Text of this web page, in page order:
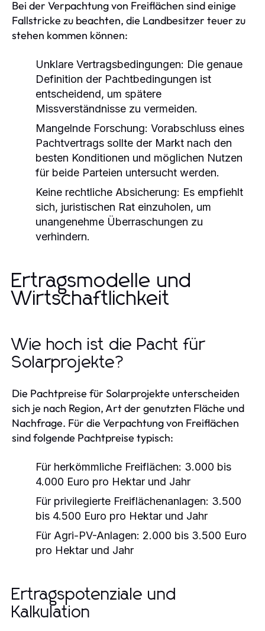
Bei der Verpachtung von Freiflächen sind einige
Fallstricke zu beachten, die Landbesitzer teuer zu
stehen kommen können:
Unklare Vertragsbedingungen: Die genaue
Definition der Pachtbedingungen ist
entscheidend, um spätere
Missverständnisse zu vermeiden.
Mangelnde Forschung: Vorabschluss eines
Pachtvertrags sollte der Markt nach den
besten Konditionen und möglichen Nutzen
für beide Parteien untersucht werden.
Keine rechtliche Absicherung: Es empfiehlt
sich, juristischen Rat einzuholen, um
unangenehme Überraschungen zu
verhindern.
Ertragsmodelle und
Wirtschaftlichkeit
Wie hoch ist die Pacht für
Solarprojekte?
Die Pachtpreise für Solarprojekte unterscheiden
sich je nach Region, Art der genutzten Fläche und
Nachfrage. Für die Verpachtung von Freiflächen
sind folgende Pachtpreise typisch:
Für herkömmliche Freiflächen: 3.000 bis
4.000 Euro pro Hektar und Jahr
Für privilegierte Freiflächenanlagen: 3.500
bis 4.500 Euro pro Hektar und Jahr
Für Agri-PV-Anlagen: 2.000 bis 3.500 Euro
pro Hektar und Jahr
Ertragspotenziale und
Kalkulation